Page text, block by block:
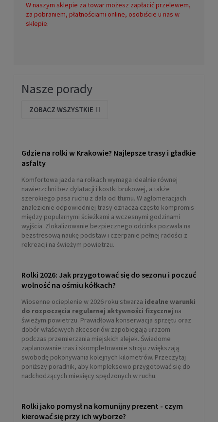
W naszym sklepie za towar możesz zapłacić przelewem,
za pobraniem, płatnościami online, osobiście u nas w
sklepie.
Nasze porady
ZOBACZ WSZYSTKIE
Gdzie na rolki w Krakowie? Najlepsze trasy i gładkie
asfalty
Komfortowa jazda na rolkach wymaga idealnie równej
nawierzchni bez dylatacji i kostki brukowej, a także
szerokiego pasa ruchu z dala od tłumu. W aglomeracjach
znalezienie odpowiedniej trasy oznacza często kompromis
między popularnymi ścieżkami a wczesnymi godzinami
wyjścia. Zlokalizowanie bezpiecznego odcinka pozwala na
bezstresową naukę podstaw i czerpanie pełnej radości z
rekreacji na świeżym powietrzu.
Rolki 2026: Jak przygotować się do sezonu i poczuć
wolność na ośmiu kółkach?
Wiosenne ocieplenie w 2026 roku stwarza idealne warunki
do rozpoczęcia regularnej aktywności fizycznej na
świeżym powietrzu. Prawidłowa konserwacja sprzętu oraz
dobór właściwych akcesoriów zapobiegają urazom
podczas przemierzania miejskich alejek. Świadome
zaplanowanie tras i skompletowanie stroju zwiększają
swobodę pokonywania kolejnych kilometrów. Przeczytaj
poniższy poradnik, aby kompleksowo przygotować się do
nadchodzących miesięcy spędzonych w ruchu.
Rolki jako pomysł na komunijny prezent - czym
kierować się przy ich wyborze?